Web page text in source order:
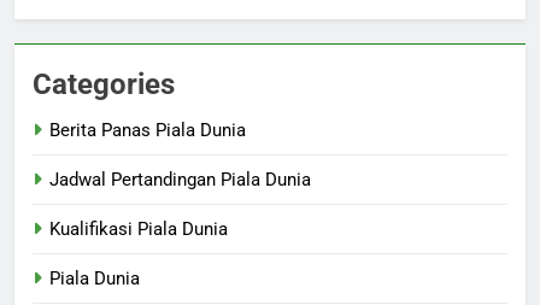
Categories
Berita Panas Piala Dunia
Jadwal Pertandingan Piala Dunia
Kualifikasi Piala Dunia
Piala Dunia